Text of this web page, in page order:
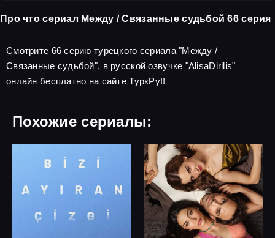
Про что сериал Между / Связанные судьбой 66 серия
Смотрите 66 серию турецкого сериала "Между /
Связанные судьбой", в русской озвучке "AlisaDirilis"
онлайн бесплатно на сайте ТуркРу!!
Похожие сериалы: